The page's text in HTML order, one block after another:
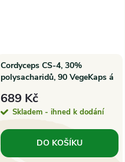
Cordyceps CS-4, 30%
polysacharidů, 90 VegeKaps á
689 Kč
Skladem - ihned k dodání
DO KOŠÍKU